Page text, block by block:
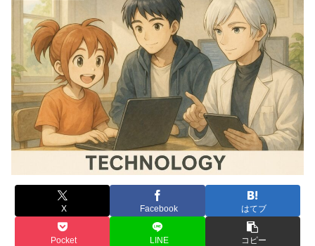
X Facebook はてブ
Pocket LINE コピー